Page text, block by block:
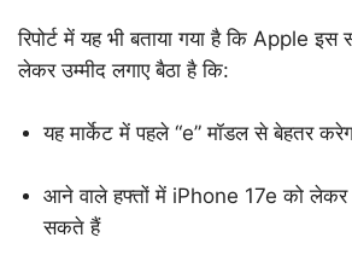
रिपोर्ट में यह भी बताया गया है कि Apple इस
लेकर उम्मीद लगाए बैठा है कि:
यह मार्केट में पहले “e” मॉडल से बेहतर
आने वाले हफ्तों में iPhone 17e को
सकते हैं